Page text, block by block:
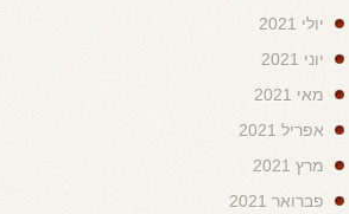
יולי 2021
יוני 2021
מאי 2021
אפריל 2021
מרץ 2021
פברואר 2021